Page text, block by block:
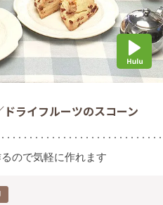
ライフルーツのスコーン
ので気軽に作れます